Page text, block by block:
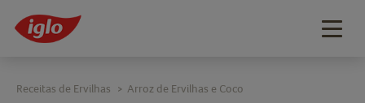
Receitas de Ervilhas > Arroz de Ervilhas e Coco